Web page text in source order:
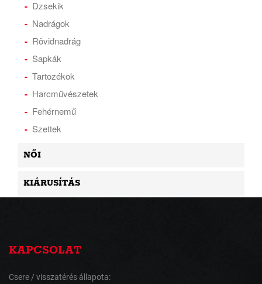
Dzsekik
Nadrágok
Rövidnadrág
Sapkák
Tartozékok
Harcművészetek
Fehérnemű
Szettek
NŐI
KIÁRUSÍTÁS
KAPCSOLAT
Csere / visszatérés állapota: